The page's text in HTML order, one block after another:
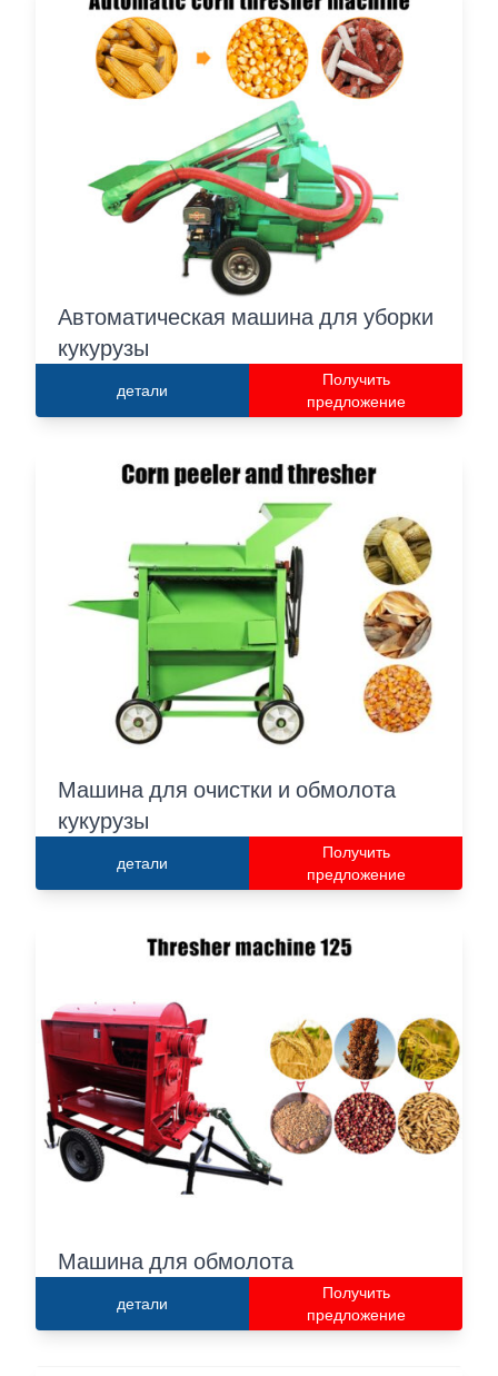
Автоматическая машина для уборки
кукурузы
детали
Получить
предложение
Машина для очистки и обмолота
кукурузы
детали
Получить
предложение
Машина для обмолота
детали
Получить
предложение